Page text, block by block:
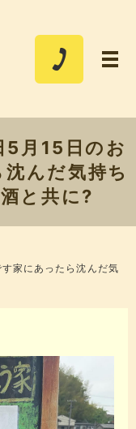
5月15日のお
んだ気持ち
と共に?
家にあったら沈んだ気